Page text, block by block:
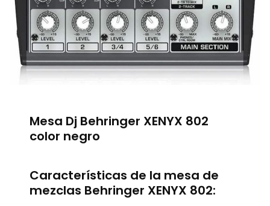
Mesa Dj Behringer XENYX 802
color negro
Características de la mesa de
mezclas Behringer XENYX 802: